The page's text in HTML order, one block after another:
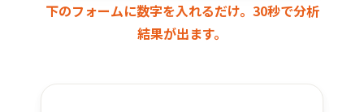
下のフォームに数字を入れるだけ。30秒で分析
結果が出ます。